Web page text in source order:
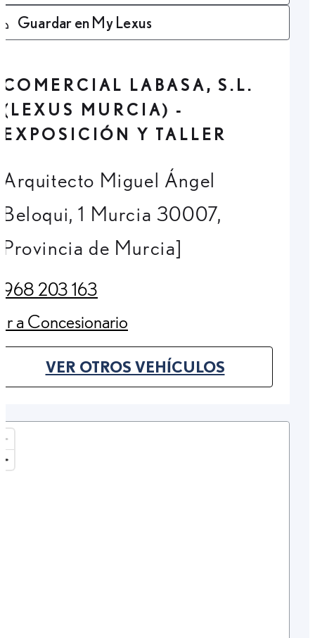
Guardar en My Lexus
COMERCIAL LABASA, S.L.
(LEXUS MURCIA) -
EXPOSICIÓN Y TALLER
Arquitecto Miguel Ángel
Beloqui, 1 Murcia 30007,
Provincia de Murcia]
968 203 163
(Opens in new tab)
Ir a Concesionario
(Opens in new tab)
VER OTROS VEHÍCULOS
(OPENS IN NEW TAB)